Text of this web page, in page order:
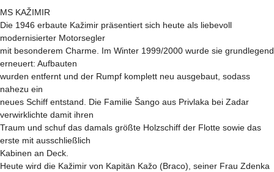
MS KAŽIMIR
Die 1946 erbaute Kažimir präsentiert sich heute als liebevoll
modernisierter Motorsegler
mit besonderem Charme. Im Winter 1999/2000 wurde sie grundlegend
erneuert: Aufbauten
wurden entfernt und der Rumpf komplett neu ausgebaut, sodass
nahezu ein
neues Schiff entstand. Die Familie Šango aus Privlaka bei Zadar
verwirklichte damit ihren
Traum und schuf das damals größte Holzschiff der Flotte sowie das
erste mit ausschließlich
Kabinen an Deck.
Heute wird die Kažimir von Kapitän Kažo (Braco), seiner Frau Zdenka